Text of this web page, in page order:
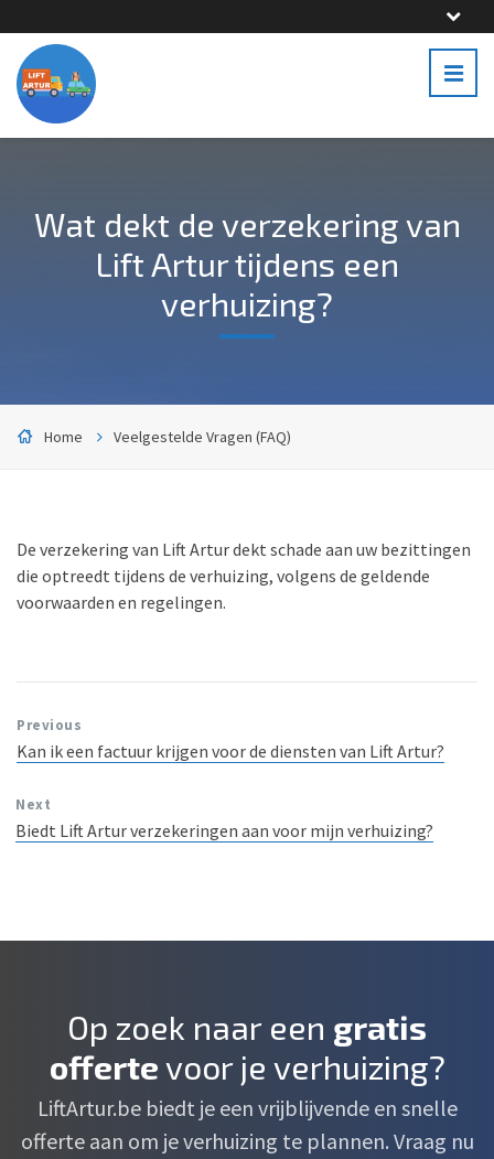
Wat dekt de verzekering van
Lift Artur tijdens een
verhuizing?
Home Veelgestelde Vragen (FAQ)
De verzekering van Lift Artur dekt schade aan uw bezittingen
die optreedt tijdens de verhuizing, volgens de geldende
voorwaarden en regelingen.
Previous
Kan ik een factuur krijgen voor de diensten van Lift Artur?
Next
Biedt Lift Artur verzekeringen aan voor mijn verhuizing?
Op zoek naar een gratis
offertevoor je verhuizing?
LiftArtur.be biedt je een vrijblijvende en snelle
offerte aan om je verhuizing te plannen. Vraag nu